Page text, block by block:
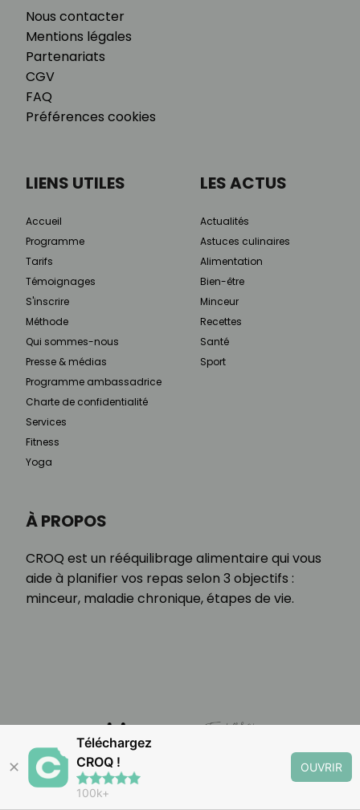
Nous contacter
Mentions légales
Partenariats
CGV
FAQ
Préférences cookies
À PROPOS
CROQ est un rééquilibrage alimentaire qui vous
aide à planifier vos repas selon 3 objectifs :
minceur, maladie chronique, étapes de vie.
LIENS UTILES
Accueil
Programme
Tarifs
Témoignages
S'inscrire
Méthode
Qui sommes-nous
Presse & médias
Programme ambassadrice
Charte de confidentialité
Services
Fitness
Yoga
LES ACTUS
Actualités
Astuces culinaires
Alimentation
Bien-être
Minceur
Recettes
Santé
Sport
✕
Téléchargez
CROQ !
100k+
OUVRIR